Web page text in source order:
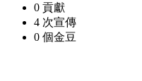
0 貢獻
4 次宣傳
0 個金豆